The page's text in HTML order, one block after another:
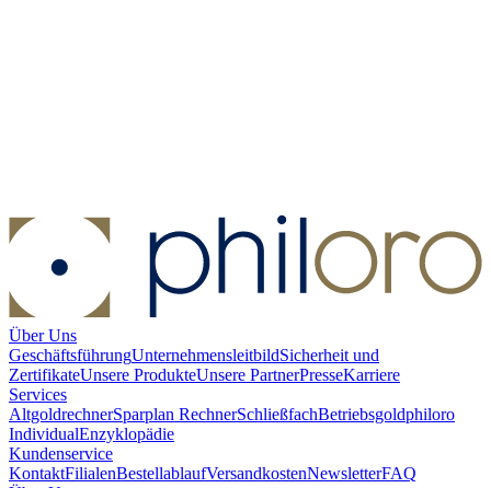
Über Uns
GeschäftsführungUnternehmensleitbildSicherheit und
ZertifikateUnsere ProdukteUnsere PartnerPresseKarriere
Services
AltgoldrechnerSparplan RechnerSchließfachBetriebsgoldphiloro
IndividualEnzyklopädie
Kundenservice
KontaktFilialenBestellablaufVersandkostenNewsletterFAQ